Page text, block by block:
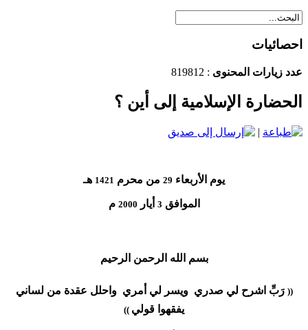
احصائيات
عدد زيارات المحنوى : 819812
الحضارة الإسلامية إلى أين ؟
|
يوم الأربعاء 29 من محرم 1421 هـ
الموافق 3 أيار 2000 م
بسم الله الرحمن الرحيم
(( رَبِّ اشرح لي صدري ويسر لي أمري واحلل عقدة من لساني
يفقهوا قولي ))